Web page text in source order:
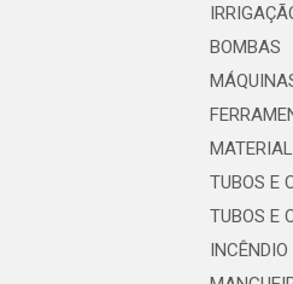
BOMBAS
TUBOS E
TUBOS E
INCÊNDIO